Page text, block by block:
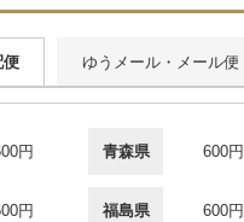
便 ゆうメール・メール便
円 青森県 600円
円 福島県 600円